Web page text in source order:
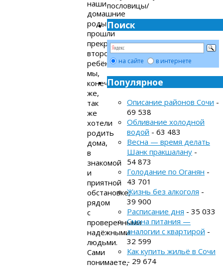
наши
домашние
роды
прошли
прекрасно,
второго
ребёнка
мы,
конечно
же,
так
же
хотели
родить
дома,
в
знакомой
и
приятной
обстановке,
рядом
с
проверенными
надёжными
людьми.
Сами
понимаете,
пословицы/
Поиск
на сайте в интернете
Популярное
Описание районов Сочи -
69 538
Обливание холодной
водой - 63 483
Весна — время делать
Шанк пракшалану -
54 873
Голодание по Оганян -
43 701
Жизнь без алкоголя -
39 900
Расписание дня - 35 033
Смена питания —
аналогии с квартирой -
32 599
Как купить жильё в Сочи
- 29 674